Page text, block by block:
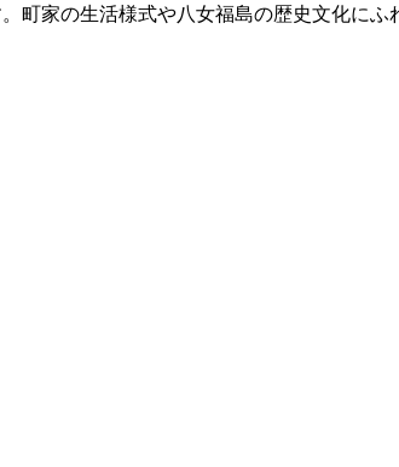
町家の生活様式や八女福島の歴史文化に